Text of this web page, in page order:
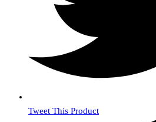
Tweet This Product